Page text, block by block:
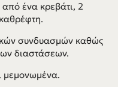
ένα κρεβάτι, 2
συνδυασμών καθώς
διαστάσεων.
μεμονωμένα.